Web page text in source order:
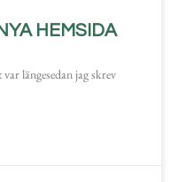
HEMSIDA
längesedan jag skrev